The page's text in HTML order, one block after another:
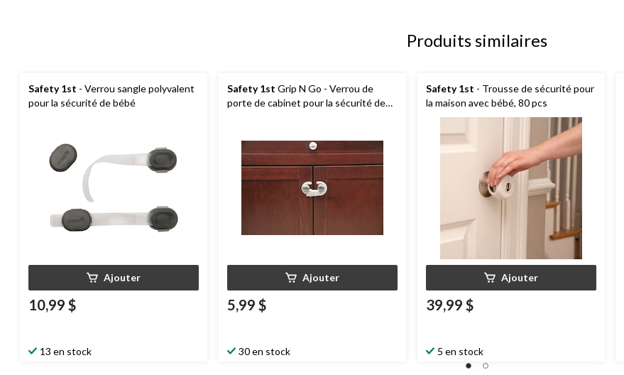
Produits similaires
Safety 1st - Verrou sangle polyvalent
pour la sécurité de bébé
Ajouter
10,99 $
13 en stock
Safety 1st Grip N Go - Verrou de
porte de cabinet pour la sécurité de
Ajouter
5,99 $
30 en stock
Safety 1st - Trousse de sécurité pour
la maison avec bébé, 80 pcs
Ajouter
39,99 $
5 en stock